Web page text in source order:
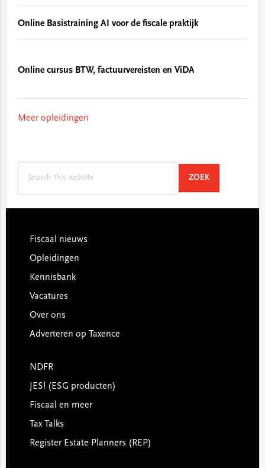
Online Basistraining AI voor de fiscale praktijk
Online cursus BTW, factuurvereisten en ViDA
Meer opleidingen
ZOEKSEARCH
Footer
Fiscaal nieuws
Opleidingen
Kennisbank
Vacatures
Over ons
Adverteren op Taxence
NDFR
JES! (ESG producten)
Fiscaal en meer
Tax Talks
Register Estate Planners (REP)